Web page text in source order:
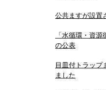
公共ますが設置
「水循環・資
の公表
目皿付トラップ
ました